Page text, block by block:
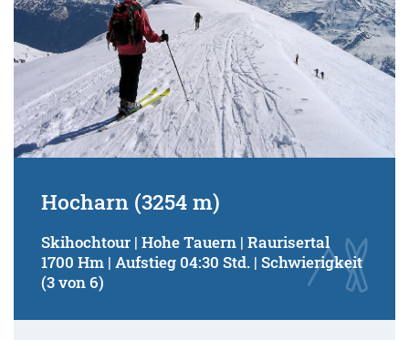
Hocharn (3254 m)
Skihochtour | Hohe Tauern | Raurisertal
1700 Hm | Aufstieg 04:30 Std. | Schwierigkeit
(3 von 6)